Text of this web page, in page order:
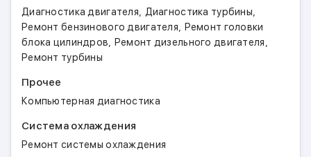
Диагностика двигателя, Диагностика турбины,
Ремонт бензинового двигателя, Ремонт головки
блока цилиндров, Ремонт дизельного двигателя,
Ремонт турбины
Прочее
Компьютерная диагностика
Система охлаждения
Ремонт системы охлаждения